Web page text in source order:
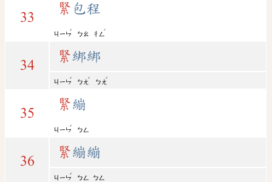
33
緊 包程
ㄐㄧㄣ
ˇ
ㄅㄠ ㄔㄥ
ˊ
34
緊綁綁
ㄐㄧㄣ
ˇ
ㄅㄤ
ˇ
ㄅㄤ
ˇ
35
緊繃
ㄐㄧㄣ
ˇ
ㄅㄥ
36
緊繃繃
ㄐㄧㄣ
ˇ
ㄅㄥ ㄅㄥ